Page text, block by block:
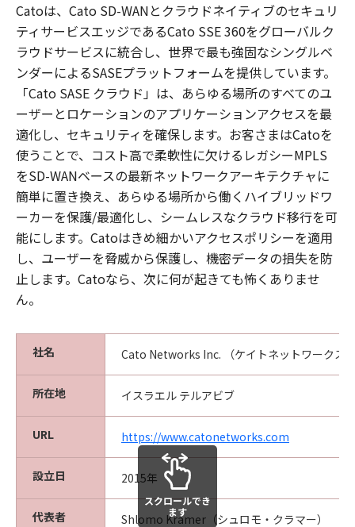
Catoは、Cato SD-WANとクラウドネイティブのセキュリ
ティサービスエッジであるCato SSE 360をグローバルク
ラウドサービスに統合し、世界で最も強固なシングルベ
ンダーによるSASEプラットフォームを提供しています。
「Cato SASE クラウド」は、あらゆる場所のすべてのユ
ーザーとロケーションのアプリケーションアクセスを最
適化し、セキュリティを確保します。お客さまはCatoを
使うことで、コスト高で柔軟性に欠けるレガシーMPLS
をSD-WANベースの最新ネットワークアーキテクチャに
簡単に置き換え、あらゆる場所から働くハイブリッドワ
ーカーを保護/最適化し、シームレスなクラウド移行を可
能にします。Catoはきめ細かいアクセスポリシーを適用
し、ユーザーを脅威から保護し、機密データの損失を防
止します。Catoなら、次に何が起きても怖くありませ
ん。
社名 Cato Networks Inc. （ケイトネットワークス
所在地 イスラエル テルアビブ
URL https://www.catonetworks.com
設立日 2015年
代表者 Shlomo Kramer（シュロモ・クラマー）
スクロールでき
ます